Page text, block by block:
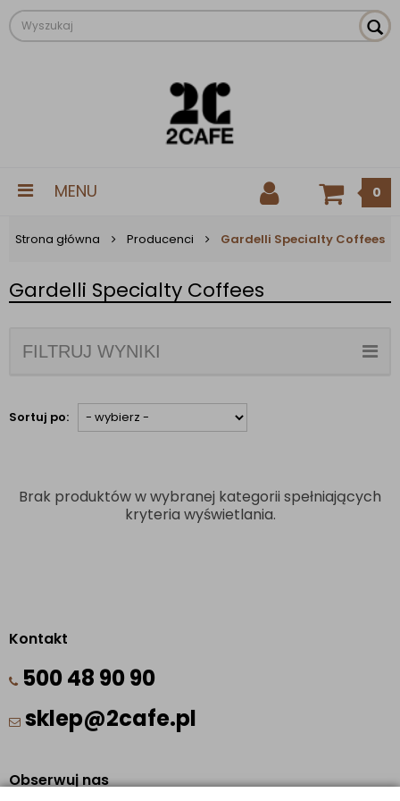
MENU 0
Strona główna Producenci Gardelli Specialty Coffees
Gardelli Specialty Coffees
FILTRUJ WYNIKI
Sortuj po:
Brak produktów w wybranej kategorii spełniających
kryteria wyświetlania.
Kontakt
500 48 90 90
sklep@2cafe.pl
Obserwuj nas